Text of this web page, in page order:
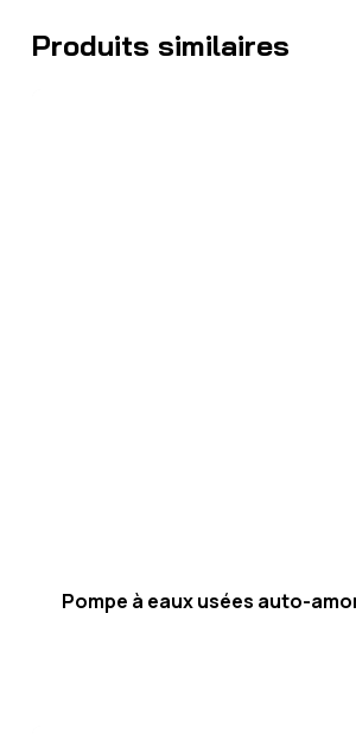
Produits similaires
Pompe à eaux usées auto-